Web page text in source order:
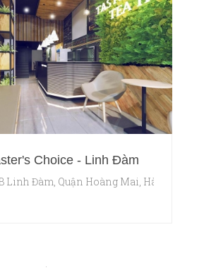
Choice - Linh Đàm
Linh Đàm, Quận Hoàng Mai, Hà Nội